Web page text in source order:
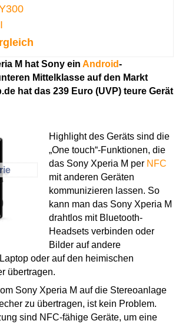
M hat Sony ein Android-
Mittelklasse auf den Markt
hat das 239 Euro (UVP) teure Gerät
Highlight des Geräts sind die
„One touch“-Funktionen, die
das Sony Xperia M per NFC
mit anderen Geräten
kommunizieren lassen. So
kann man das Sony Xperia M
drahtlos mit Bluetooth-
Headsets verbinden oder
Bilder auf andere
oder auf den heimischen
übertragen.
Sony Xperia M auf die Stereoanlage
zu übertragen, ist kein Problem.
sind NFC-fähige Geräte, um eine